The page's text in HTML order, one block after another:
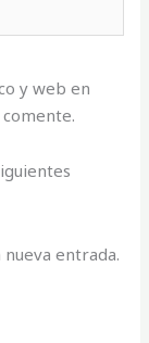
y web en
entrada.